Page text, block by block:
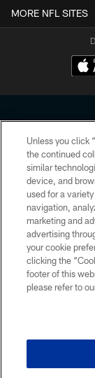
MORE NFL SITES
Copyright ©
form. By
the
Unless you click
the continued
similar
device, and
used for a
navigation,
marketing and
advertising
your cookie
clicking the
footer of this
please refer to